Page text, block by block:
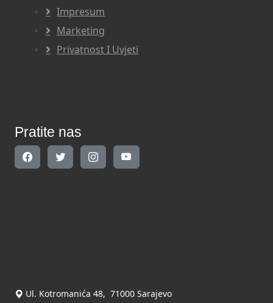
Impresum
Marketing
Privatnost I Uvjeti
Pratite nas
Ul. Kotromanića 48, 71000 Sarajevo